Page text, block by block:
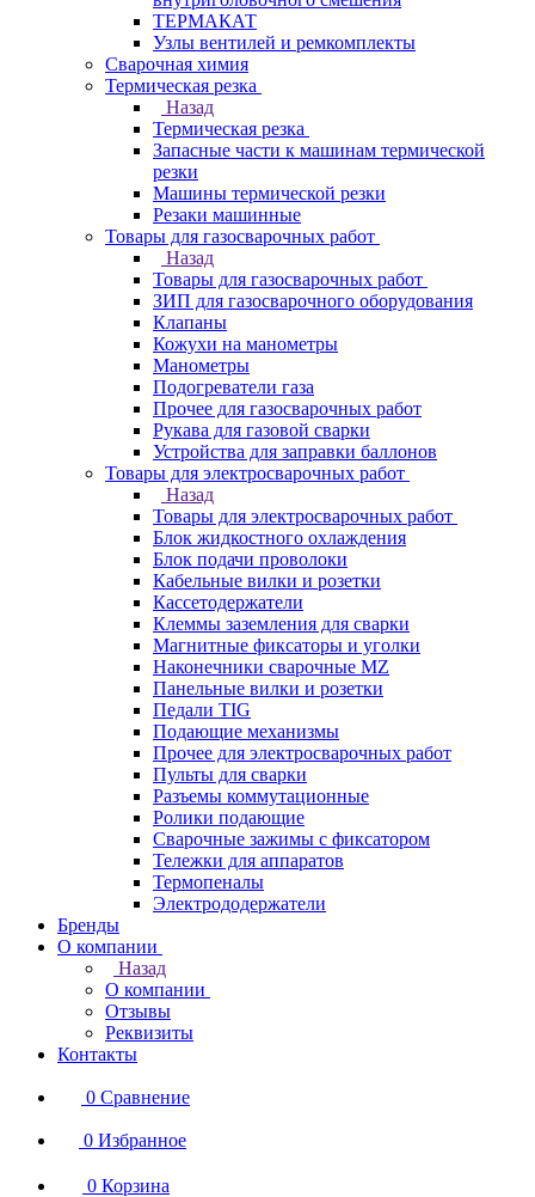
ТЕРМАКАТ
Узлы вентилей и ремкомплекты
Сварочная химия
Термическая резка
Назад
Термическая резка
Запасные части к машинам термической
резки
Машины термической резки
Резаки машинные
Товары для газосварочных работ
Назад
Товары для газосварочных работ
ЗИП для газосварочного оборудования
Клапаны
Кожухи на манометры
Манометры
Подогреватели газа
Прочее для газосварочных работ
Рукава для газовой сварки
Устройства для заправки баллонов
Товары для электросварочных работ
Назад
Товары для электросварочных работ
Блок жидкостного охлаждения
Блок подачи проволоки
Кабельные вилки и розетки
Кассетодержатели
Клеммы заземления для сварки
Магнитные фиксаторы и уголки
Наконечники сварочные MZ
Панельные вилки и розетки
Педали TIG
Подающие механизмы
Прочее для электросварочных работ
Пульты для сварки
Разъемы коммутационные
Ролики подающие
Сварочные зажимы с фиксатором
Тележки для аппаратов
Термопеналы
Электрододержатели
Бренды
О компании
Назад
О компании
Отзывы
Реквизиты
Контакты
0 Сравнение
0 Избранное
0 Корзина